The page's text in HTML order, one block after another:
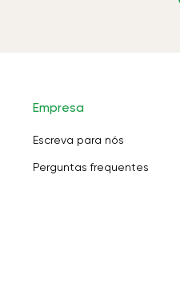
Empresa
Escreva para nós
Perguntas frequentes